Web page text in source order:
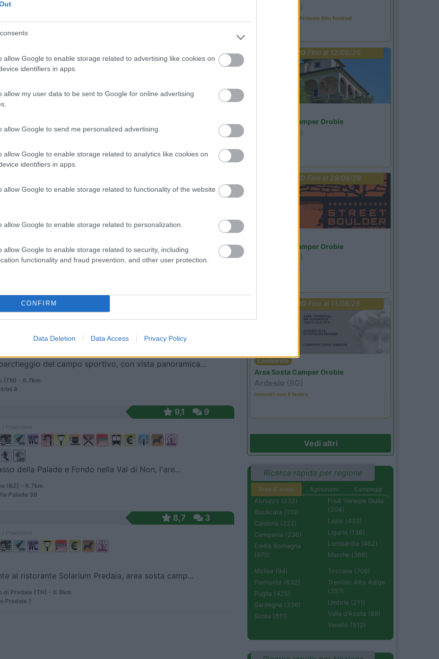
allow Google to enable storage related to advertising like cookies on
identifiers in apps.
allow my user data to be sent to Google for online advertising
allow Google to send me personalized advertising.
allow Google to enable storage related to analytics like cookies on
identifiers in apps.
allow Google to enable storage related to functionality of the website
allow Google to enable storage related to personalization.
allow Google to enable storage related to security, including
functionality and fraud prevention, and other user protection.
CONFIRM
Data Deletion Data Access Privacy Policy
Posizione
(TN) - 5.8km
Lamarmora
10
Posizione
misto auto, a pagamento, pianeggiante su autob...
(TN) - 6.1km
in piano, immersa nel verde e fronte lago d...
Posizione
del campo sportivo, con vista panoramica...
(TN) - 6.7km
8
9,1 9
della Palade e Fondo nella Val di Non, l'are...
(BZ) - 8.7km
Palade 39
8,7 3
al ristorante Solarium Predaia, area sosta camp...
di Predaia (TN) - 8.9km
Predaia 1
(BG)
Sacrae Scenae - Ardesio film festival
PROMO Fino al 12/08/26
Area Sosta Camper Orobie
(BG)
PROMO Fino al 29/08/26
Area Sosta Camper Orobie
(BG)
Ardesio si blocca
PROMO Fino al 11/08/26
Lombardia
Area Sosta Camper Orobie
Ardesio (BG)
Incontri con il teatro
Vedi altri
Ricerca rapida per regione
Aree di sosta Agriturismi
Campeggi
Abruzzo (232)
Basilicata (110)
Calabria (222)
Campania (236)
Emilia Romagna
(670)
Friuli Venezia Giulia
(204)
Lazio (433)
Liguria (138)
Lombardia (452)
Marche (366)
Molise (94)
Piemonte (632)
Puglia (425)
Sardegna (336)
Sicilia (511)
Toscana (706)
Trentino Alto Adige
(357)
Umbria (211)
Valle d'Aosta (99)
Veneto (512)